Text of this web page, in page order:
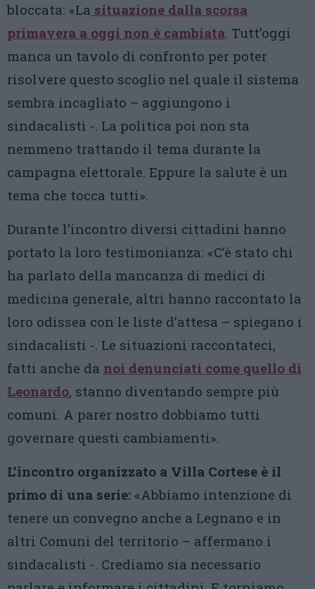
bloccata: «La situazione dalla scorsa
primavera a oggi non è cambiata. Tutt’oggi
manca un tavolo di confronto per poter
risolvere questo scoglio nel quale il sistema
sembra incagliato – aggiungono i
sindacalisti -. La politica poi non sta
nemmeno trattando il tema durante la
campagna elettorale. Eppure la salute è un
tema che tocca tutti».
Durante l’incontro diversi cittadini hanno
portato la loro testimonianza: «C’è stato chi
ha parlato della mancanza di medici di
medicina generale, altri hanno raccontato la
loro odissea con le liste d’attesa – spiegano i
sindacalisti -. Le situazioni raccontateci,
fatti anche da noi denunciati come quello di
Leonardo, stanno diventando sempre più
comuni. A parer nostro dobbiamo tutti
governare questi cambiamenti».
L’incontro organizzato a Villa Cortese è il
primo di una serie: «Abbiamo intenzione di
tenere un convegno anche a Legnano e in
altri Comuni del territorio – affermano i
sindacalisti -. Crediamo sia necessario